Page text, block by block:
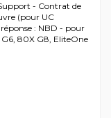
- Contrat de
(pour UC
: NBD - pour
80X G8, EliteOne